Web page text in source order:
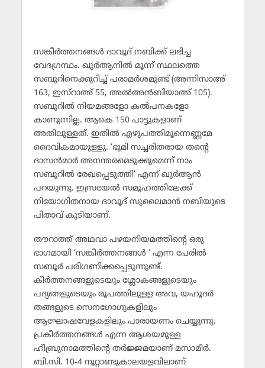
സങ്കീര്‍ത്തനങ്ങള്‍ ദാവൂദ് നബിക്ക് ലഭിച്ച
വേദഗ്രന്ഥം. ഖുര്‍ആനില്‍ മൂന്ന് സ്ഥലത്തെ
സബൂറിനെക്കുറിച്ച് പരാമര്‍ശമുണ്ട് (അന്നിസാഅ്
163, ഇസ്‌റാഅ് 55, അല്‍അന്‍ബിയാഅ് 105).
സബൂറില്‍ നിയമങ്ങളോ കല്‍പനകളോ
കാണുന്നില്ല. ആകെ 150 പാട്ടുകളാണ്
അതിലുള്ളത്. ഇതില്‍ എഴുപത്തിമൂന്നെണ്ണമേ
ദൈവികമായുള്ളൂ. ‘ഭൂമി സച്ചരിതരായ തന്റെ
ദാസന്‍മാര്‍ അനന്തരമെടുക്കുമെന്ന് നാം
സബൂറില്‍ രേഖപ്പെടുത്തി’ എന്ന് ഖുര്‍ആന്‍
പറയുന്നു. ഇസ്രയേല്‍ സമൂഹത്തിലേക്ക്
നിയോഗിതനായ ദാവൂദ് സുലൈമാന്‍ നബിയുടെ
പിതാവ് കൂടിയാണ്.
തൗറാത്ത് അഥവാ പഴയനിയമത്തിന്റെ ഒരു
ഭാഗമായി ‘സങ്കീര്‍ത്തനങ്ങള്‍ ‘ എന്ന പേരില്‍
സബൂര്‍ പരിഗണിക്കപ്പെടുന്നുണ്ട്.
കീര്‍ത്തനങ്ങളുടെയും ശ്ലോകങ്ങളുടെയും
പദ്യങ്ങളുടെയും രൂപത്തിലുള്ള അവ, യഹൂദര്‍
തങ്ങളുടെ സെനഗോഗുകളിലും
ആഘോഷവേളകളിലും പാരായണം ചെയ്യുന്നു.
പ്രകീര്‍ത്തനങ്ങള്‍ എന്ന ആശയമുള്ള
ഹീബ്രുനാമത്തിന്റെ തര്‍ജ്ജമയാണ് മസാമീര്‍.
ബി.സി. 10-4 നൂറ്റാണ്ടുകാലയളവിലാണ്